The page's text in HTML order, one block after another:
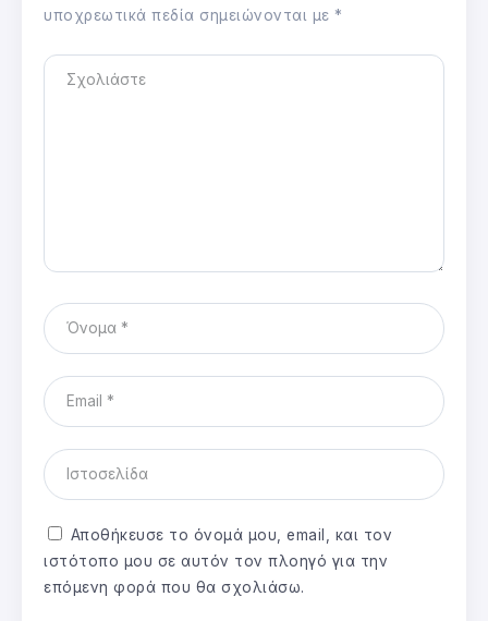
υποχρεωτικά πεδία σημειώνονται με *
Αποθήκευσε το όνομά μου, email, και τον
ιστότοπο μου σε αυτόν τον πλοηγό για την
επόμενη φορά που θα σχολιάσω.